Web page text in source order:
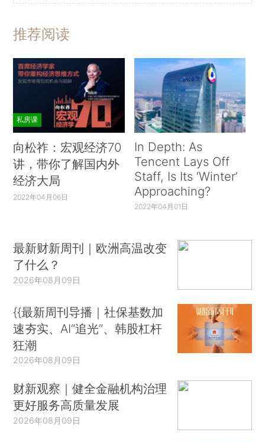
推荐阅读
私房课
向松祚：宏观经济70
讲，带你了解国内外
经济大局
2022年04月06日
In Depth: As
Tencent Lays Off
Staff, Is Its ‘Winter’
Approaching?
2022年04月01日
最新财新周刊｜欧洲高温改变
了什么？
2026年08月09日
{{最新周刊导播｜社保基数加
速夯实、AI“追光”、韩股杠杆
狂潮
2026年08月09日
财新观察｜健全金融机构治理
更好服务高质量发展
2026年08月09日